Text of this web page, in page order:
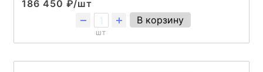
186 450 ₽/шт
шт
В корзину